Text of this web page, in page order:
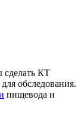
сделать КТ
обследования.
пищевода и